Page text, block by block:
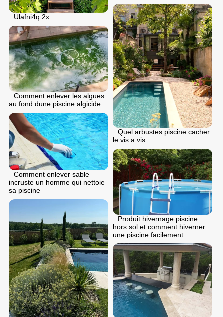
Ulafni4q 2x
Quel arbustes piscine cacher
le vis a vis
Comment enlever les algues
au fond dune piscine algicide
Comment enlever sable
incruste un homme qui nettoie
sa piscine
Produit hivernage piscine
hors sol et comment hiverner
une piscine facilement